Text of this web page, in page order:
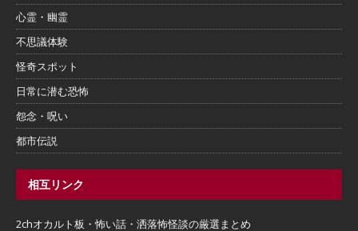
心霊・幽霊
不思議体験
怪奇スポット
日常に潜む恐怖
怨念・呪い
都市伝説
相互リンク
2chオカルト板・怖い話・洒落怖怪談の厳選まとめ